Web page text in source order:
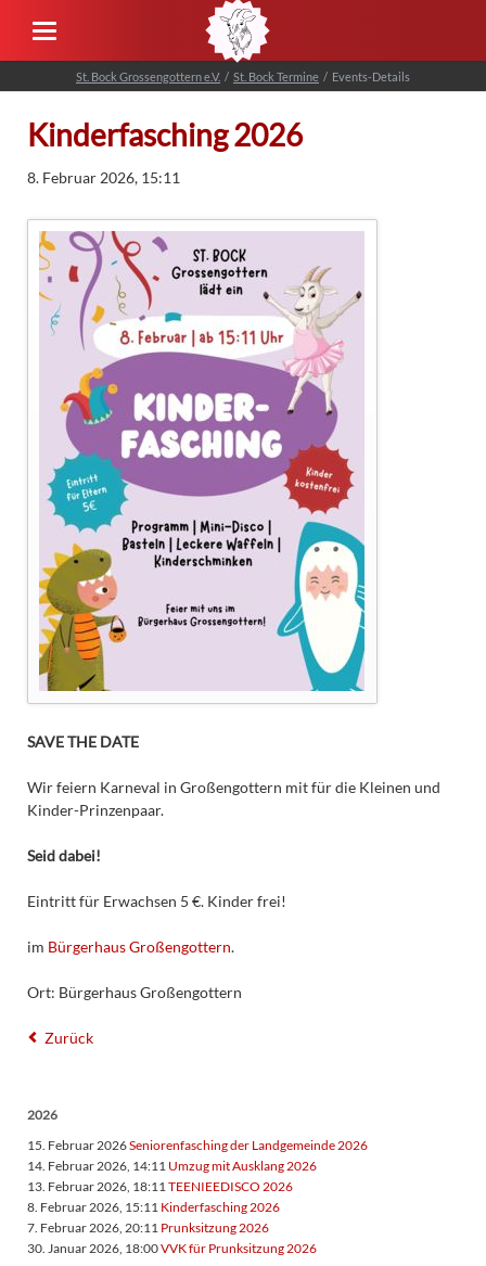
St. Bock Grossengottern e.V. St. Bock Termine Events-Details
Kinderfasching 2026
8. Februar 2026, 15:11
SAVE THE DATE
Wir feiern Karneval in Großengottern mit für die Kleinen und
Kinder-Prinzenpaar.
Seid dabei!
Eintritt für Erwachsen 5 €. Kinder frei!
im Bürgerhaus Großengottern.
Ort: Bürgerhaus Großengottern
Zurück
2026
15. Februar 2026Seniorenfasching der Landgemeinde 2026
14. Februar 2026, 14:11 Umzug mit Ausklang 2026
13. Februar 2026, 18:11TEENIEEDISCO 2026
8. Februar 2026, 15:11 Kinderfasching 2026
7. Februar 2026, 20:11 Prunksitzung 2026
30. Januar 2026, 18:00VVK für Prunksitzung 2026